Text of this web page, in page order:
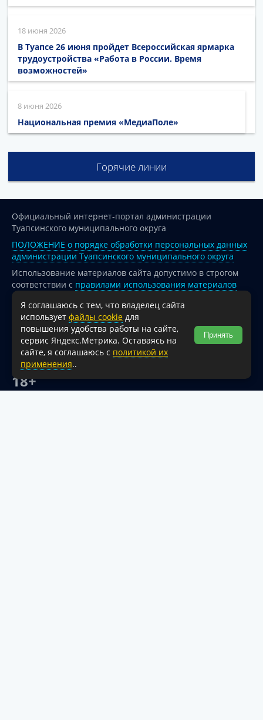
18 июня 2026
В Туапсе 26 июня пройдет Всероссийская ярмарка
трудоустройства «Работа в России. Время
возможностей»
8 июня 2026
Национальная премия «МедиаПоле»
Горячие линии
Официальный интернет-портал администрации
Туапсинского муниципального округа
ПОЛОЖЕНИЕ о порядке обработки персональных данных
администрации Туапсинского муниципального округа
Использование материалов сайта допустимо в строгом
соответствии с правилами использования материалов
опубликованных на сайте
При перепечатке и использовании информации ссылка
на источник обязательна.
Для сайтов и страниц сети Интернет обязательна
активная гиперссылка на официальный интернет-портал
администрации Туапсинского муниципального округа.
18+
Я соглашаюсь с тем, что владелец сайта
использует файлы cookie для
повышения удобства работы на сайте,
сервис Яндекс.Метрика. Оставаясь на
сайте, я соглашаюсь с политикой их
применения..
Принять